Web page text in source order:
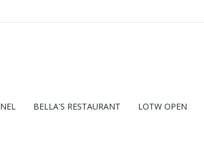
BELLA'S RESTAURANT LOTW OPEN